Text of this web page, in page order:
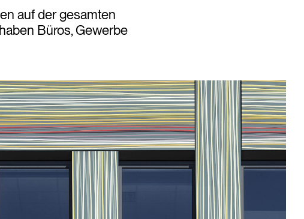
auf der gesamten
Büros, Gewerbe